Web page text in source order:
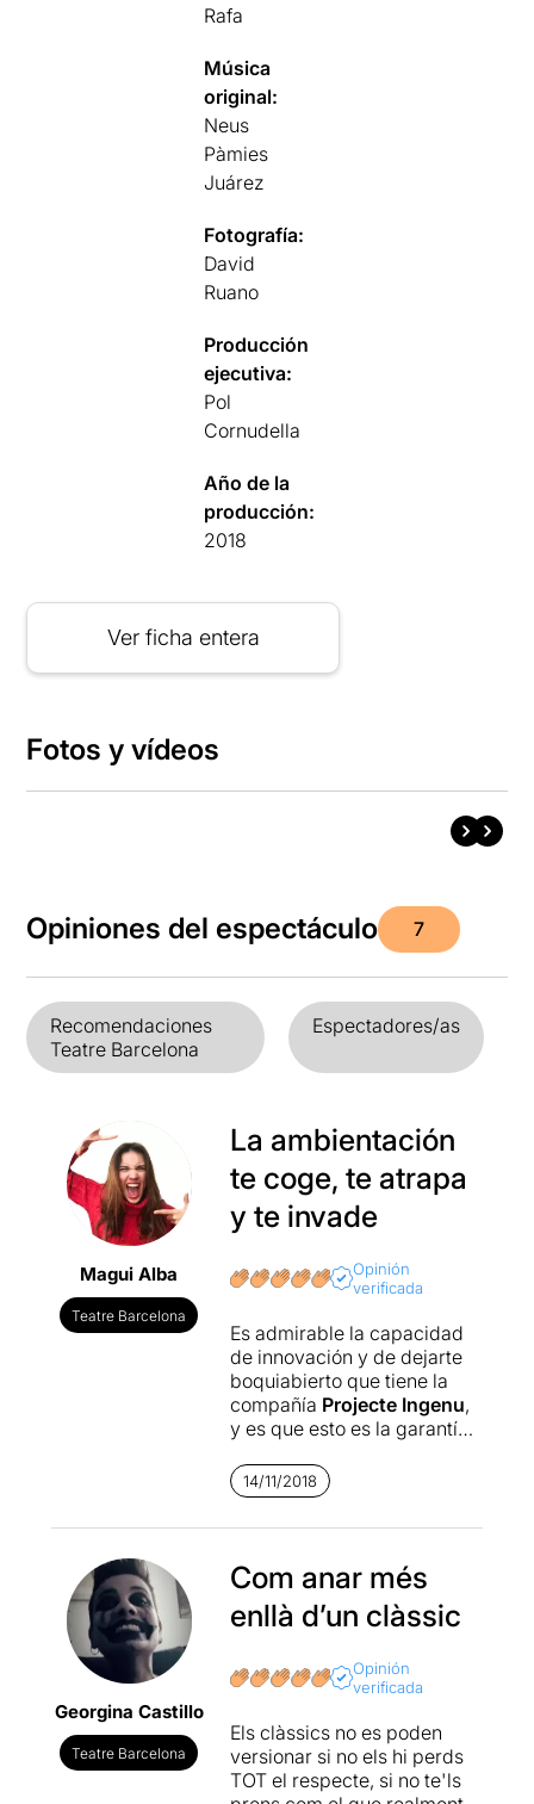
Rafa
Música
original:
Neus
Pàmies
Juárez
Fotografía:
David
Ruano
Producción
ejecutiva:
Pol
Cornudella
Año de la
producción:
2018
Ver ficha entera
Fotos y vídeos
Opiniones del espectáculo 7
Recomendaciones
Teatre Barcelona
Espectadores/as
Magui Alba
Teatre Barcelona
La ambientación
te coge, te atrapa
y te invade
Opinión
verificada
Es admirable la capacidad
de innovación y de dejarte
boquiabierto que tiene la
compañía Projecte Ingenu,
y es que esto es la garantía
Como ya hicieron con
Yerma, dotando de más
que recuerdo con mucha
fascinación, ahora a
inFAUSTencontramos un
llevado al límite donde lo
que rompe la cuarta pared
los actores, sino la misma
puesta en escena. La
ambientación te coge, te
14/11/2018
Georgina Castillo
Teatre Barcelona
Com anar més
enllà d’un clàssic
Opinión
verificada
Els clàssics no es poden
versionar si no els hi perds
TOT el respecte, si no te'ls